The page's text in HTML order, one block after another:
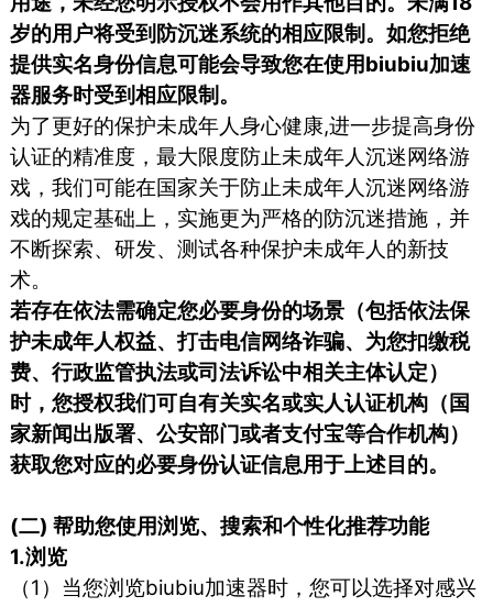
岁的用户将受到防沉迷系统的相应限制。如您拒绝
提供实名身份信息可能会导致您在使用biubiu加速
器服务时受到相应限制。
为了更好的保护未成年人身心健康,进一步提高身份
认证的精准度，最大限度防止未成年人沉迷网络游
戏，我们可能在国家关于防止未成年人沉迷网络游
戏的规定基础上，实施更为严格的防沉迷措施，并
不断探索、研发、测试各种保护未成年人的新技
术。
若存在依法需确定您必要身份的场景（包括依法保
护未成年人权益、打击电信网络诈骗、为您扣缴税
费、行政监管执法或司法诉讼中相关主体认定）
时，您授权我们可自有关实名或实人认证机构（国
家新闻出版署、公安部门或者支付宝等合作机构）
获取您对应的必要身份认证信息用于上述目的。
(二) 帮助您使用浏览、搜索和个性化推荐功能
1.浏览
（1）当您浏览biubiu加速器时，您可以选择对感兴